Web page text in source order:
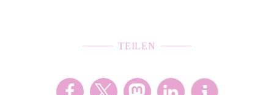
TEILEN